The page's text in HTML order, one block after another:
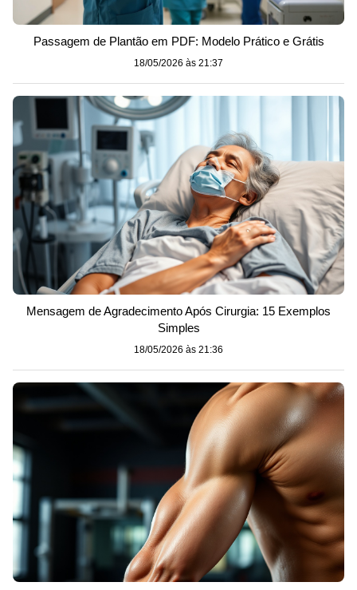
Passagem de Plantão em PDF: Modelo Prático e Grátis
18/05/2026 às 21:37
Mensagem de Agradecimento Após Cirurgia: 15 Exemplos
Simples
18/05/2026 às 21:36